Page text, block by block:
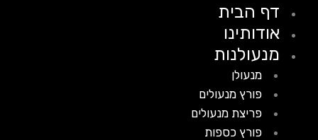
דף הבית
אודותינו
מנעולנות
מנעולן
פורץ מנעולים
פריצת מנעולים
פורץ כספות